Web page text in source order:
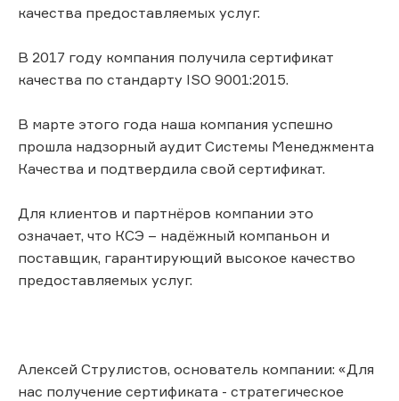
качества предоставляемых услуг.
В 2017 году компания получила сертификат
качества по стандарту ISO 9001:2015.
В марте этого года наша компания успешно
прошла надзорный аудит Системы Менеджмента
Качества и подтвердила свой сертификат.
Для клиентов и партнёров компании это
означает, что КСЭ – надёжный компаньон и
поставщик, гарантирующий высокое качество
предоставляемых услуг.
Алексей Струлистов, основатель компании: «Для
нас получение сертификата - стратегическое